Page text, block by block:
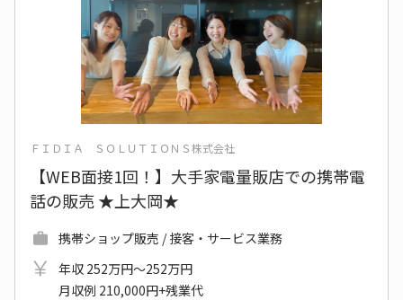
ＦＩＤＩＡ ＳＯＬＵＴＩＯＮＳ株式会社
【WEB面接1回！】大手家電量販店での携帯電
話の販売 ★上大岡★
携帯ショップ販売 / 接客・サービス業務
年収 252万円～252万円
月収例 210,000円+残業代